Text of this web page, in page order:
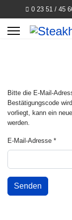
0 23 51 / 45
Bitte die E-Mail-
Bestätigungscode
vorliegt, kann ein
werden.
E-Mail-Adresse *
Senden